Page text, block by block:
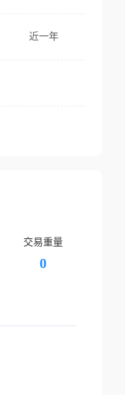
近一年
交易重量
0